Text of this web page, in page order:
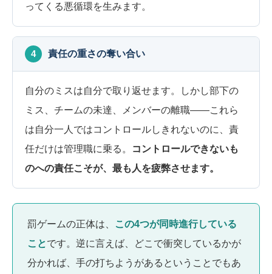
ってくる悪循環を生みます。
4 責任の重さの奪い合い
自分のミスは自分で取り返せます。しかし部下の
ミス、チームの未達、メンバーの離職――これら
は自分一人ではコントロールしきれないのに、責
任だけは管理職に乗る。
コントロールできないも
のへの責任こそが、最も人を疲弊させます。
罰ゲームの正体は、
この4つが同時進行している
ことです。逆に言えば、どこで衝突しているかが
分かれば、手の打ちようがあるということでもあ